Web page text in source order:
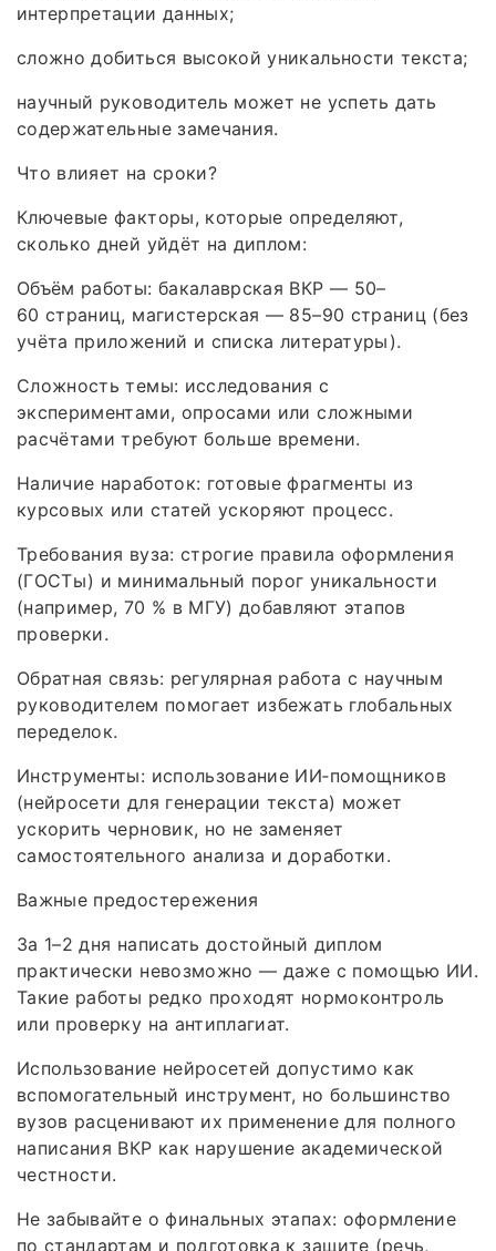
интерпретации данных;
сложно добиться высокой уникальности текста;
научный руководитель может не успеть дать
содержательные замечания.
Что влияет на сроки?
Ключевые факторы, которые определяют,
сколько дней уйдёт на диплом:
Объём работы: бакалаврская ВКР — 50–
60 страниц, магистерская — 85–90 страниц (без
учёта приложений и списка литературы).
Сложность темы: исследования с
экспериментами, опросами или сложными
расчётами требуют больше времени.
Наличие наработок: готовые фрагменты из
курсовых или статей ускоряют процесс.
Требования вуза: строгие правила оформления
(ГОСТы) и минимальный порог уникальности
(например, 70 % в МГУ) добавляют этапов
проверки.
Обратная связь: регулярная работа с научным
руководителем помогает избежать глобальных
переделок.
Инструменты: использование ИИ‑помощников
(нейросети для генерации текста) может
ускорить черновик, но не заменяет
самостоятельного анализа и доработки.
Важные предостережения
За 1–2 дня написать достойный диплом
практически невозможно — даже с помощью ИИ.
Такие работы редко проходят нормоконтроль
или проверку на антиплагиат.
Использование нейросетей допустимо как
вспомогательный инструмент, но большинство
вузов расценивают их применение для полного
написания ВКР как нарушение академической
честности.
Не забывайте о финальных этапах: оформление
по стандартам и подготовка к защите (речь,